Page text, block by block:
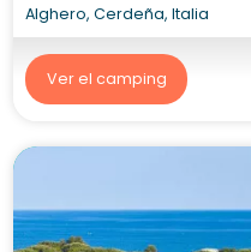
Alghero, Cerdeña, Italia
Ver el camping